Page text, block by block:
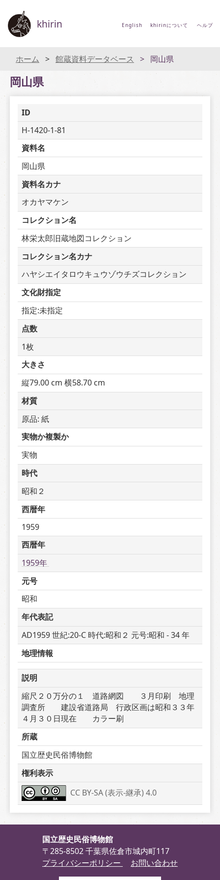
khirin English khirinについて ヘルプ
ホーム 館蔵資料データベース 岡山県
岡山県
ID
H-1420-1-81
資料名
岡山県
資料名カナ
オカヤマケン
コレクション名
林栄太郎旧蔵地図コレクション
コレクション名カナ
ハヤシエイタロウキュウゾウチズコレクション
文化財指定
指定:未指定
点数
1枚
大きさ
縦79.00 cm 横58.70 cm
材質
原品: 紙
実物か複製か
実物
時代
昭和２
西暦年
1959
西暦年
1959年
元号
昭和
年代表記
AD1959 世紀:20-C 時代:昭和２ 元号:昭和 - 34 年
地理情報
説明
縮尺２０万分の１　道路網図　　３月印刷　地理
調査所　　建設省道路局　行政区画は昭和３３年
４月３０日現在　　カラー刷
所蔵
国立歴史民俗博物館
権利表示
CC BY-SA (表示-継承) 4.0
国立歴史民俗博物館
〒285-8502 千葉県佐倉市城内町117
プライバシーポリシー
お問い合わせ